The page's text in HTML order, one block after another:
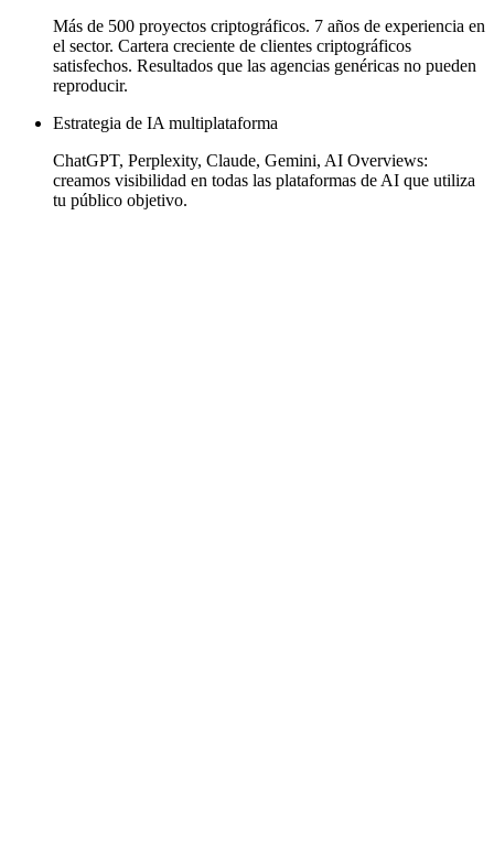
Más de 500 proyectos criptográficos. 7 años de experiencia en
el sector. Cartera creciente de clientes criptográficos
satisfechos. Resultados que las agencias genéricas no pueden
reproducir.
Estrategia de IA multiplataforma
ChatGPT, Perplexity, Claude, Gemini, AI Overviews:
creamos visibilidad en todas las plataformas de AI que utiliza
tu público objetivo.